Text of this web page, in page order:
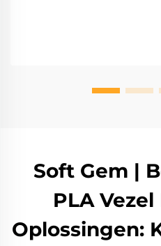
Soft Gem |
PLA
Oplossingen: